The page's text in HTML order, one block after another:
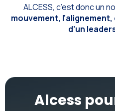
ALCESS, c’est donc un
mouvement,
d’un
Alcess